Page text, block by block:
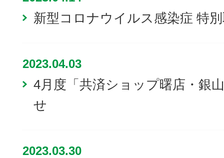
新型コロナウイルス感染症 特
2023.04.03
4月度「共済ショップ曙店・銀
せ
2023.03.30